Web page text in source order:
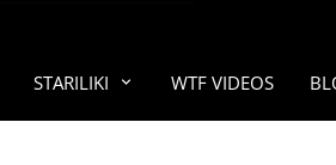
STARILIKI WTF VIDEOS